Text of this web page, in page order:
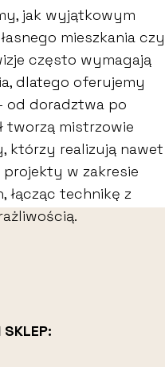
jak wyjątkowym
mieszkania czy
często wymagają
dlatego oferujemy
od doradztwa po
tworzą mistrzowie
którzy realizują nawet
w zakresie
technikę z
SKLEP: